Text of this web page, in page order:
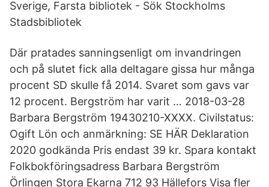
Sverige, Farsta bibliotek - Sök Stockholms
Stadsbibliotek
Där pratades sanningsenligt om invandringen
och på slutet fick alla deltagare gissa hur många
procent SD skulle få 2014. Svaret som gavs var
12 procent. Bergström har varit … 2018-03-28
Barbara Bergström 19430210-XXXX. Civilstatus:
Ogift Lön och anmärkning: SE HÄR Deklaration
2020 godkända Pris endast 39 kr. Spara kontakt
Folkbokföringsadress Barbara Bergström
Örlingen Stora Ekarna 712 93 Hällefors Visa fler